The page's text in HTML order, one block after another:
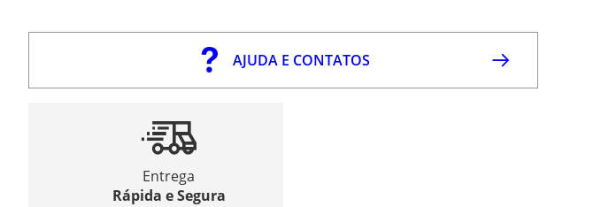
AJUDA E CONTATOS
Entrega
Rápida e Segura